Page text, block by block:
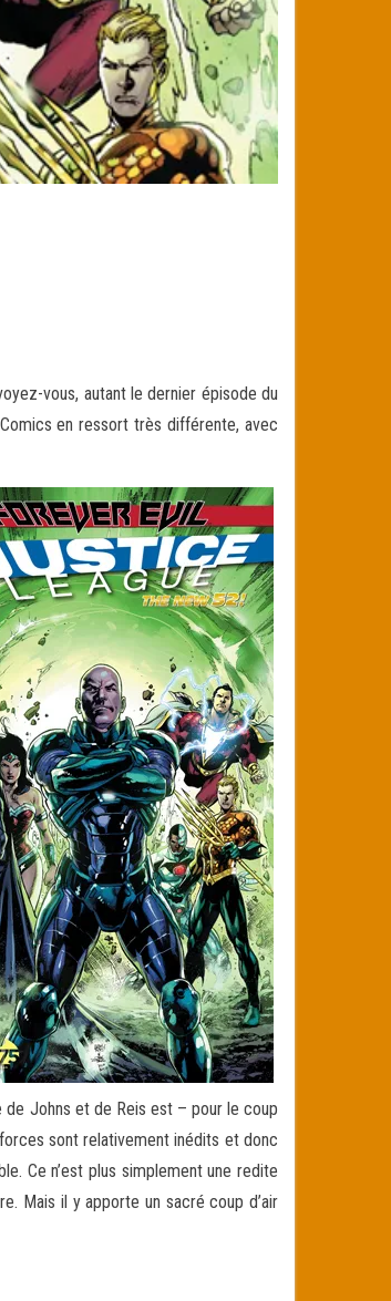
vous, autant le dernier épisode du
en ressort très différente, avec
de Johns et de Reis est – pour le coup
sont relativement inédits et donc
Ce n’est plus simplement une redite
Mais il y apporte un sacré coup d’air